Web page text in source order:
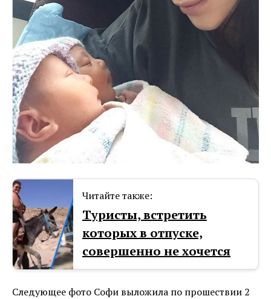
Читайте также:
Туристы, встретить
которых в отпуске,
совершенно не хочется
Следующее фото Софи выложила по прошествии 2